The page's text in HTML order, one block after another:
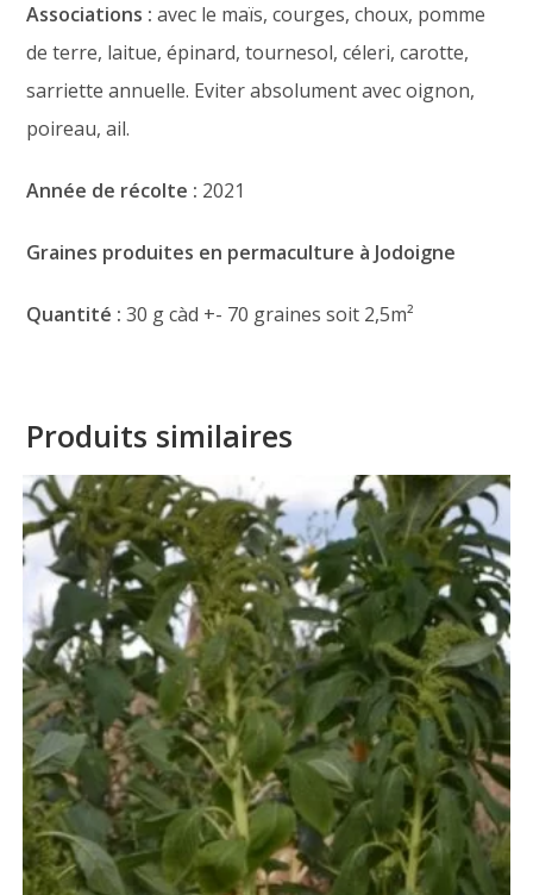
Associations : avec le maïs, courges, choux, pomme
de terre, laitue, épinard, tournesol, céleri, carotte,
sarriette annuelle. Eviter absolument avec oignon,
poireau, ail.
Année de récolte : 2021
Graines produites en permaculture à Jodoigne
Quantité :30 g càd +- 70 graines soit 2,5m²
Produits similaires